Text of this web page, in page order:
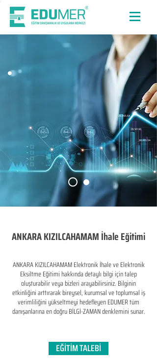
ANKARA KIZILCAHAMAM İhale Eğitimi
ANKARA KIZILCAHAMAM Elektronik İhale ve Elektronik
Eksiltme Eğitimi hakkında detaylı bilgi için talep
oluşturabilir veya bizleri arayabilirsiniz. Bilginin
etkinliğini arttırarak bireysel, kurumsal ve toplumsal iş
verimliliğini yükseltmeyi hedefleyen​ EDUMER tüm
danışanlarına en doğru BİLGİ-ZAMAN denklemini sunar.
EĞİTİM TALEBİ